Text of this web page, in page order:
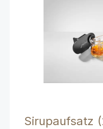
Sirupaufsatz